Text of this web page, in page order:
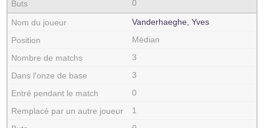
0
Vanderhaeghe, Yves
Médian
3
3
0
1